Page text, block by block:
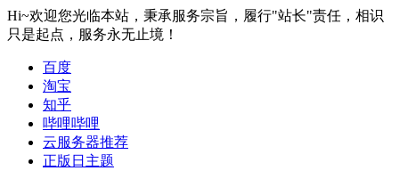
Hi~欢迎您光临本站，秉承服务宗旨，履行"站长"责任，相识
只是起点，服务永无止境！
百度
淘宝
知乎
哔哩哔哩
云服务器推荐
正版日主题